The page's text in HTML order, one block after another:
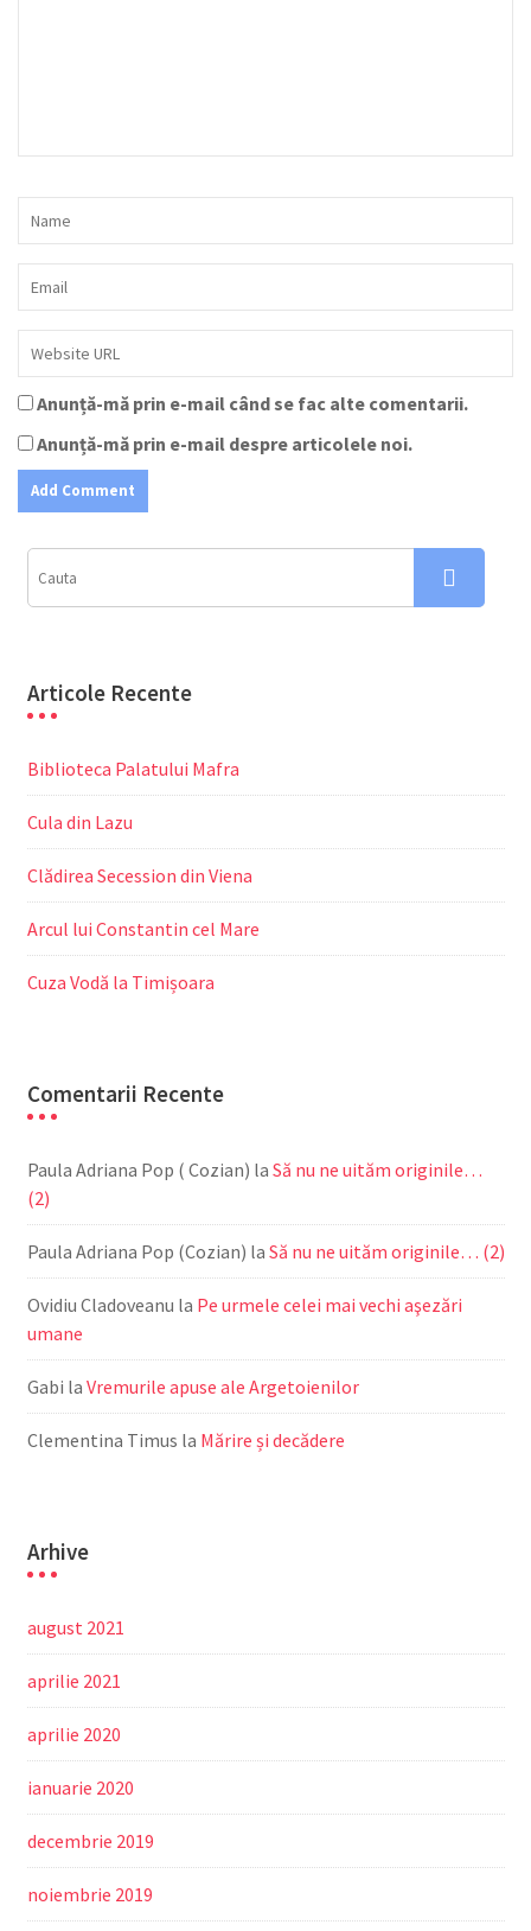
Anunță-mă prin e-mail când se fac alte comentarii.
Anunță-mă prin e-mail despre articolele noi.
Articole Recente
Biblioteca Palatului Mafra
Cula din Lazu
Clădirea Secession din Viena
Arcul lui Constantin cel Mare
Cuza Vodă la Timișoara
Comentarii Recente
Paula Adriana Pop ( Cozian) la Să nu ne uităm originile…
(2)
Paula Adriana Pop (Cozian) la Să nu ne uităm originile… (2)
Ovidiu Cladoveanu la Pe urmele celei mai vechi aşezări
umane
Gabi la Vremurile apuse ale Argetoienilor
Clementina Timus la Mărire și decădere
Arhive
august 2021
aprilie 2021
aprilie 2020
ianuarie 2020
decembrie 2019
noiembrie 2019